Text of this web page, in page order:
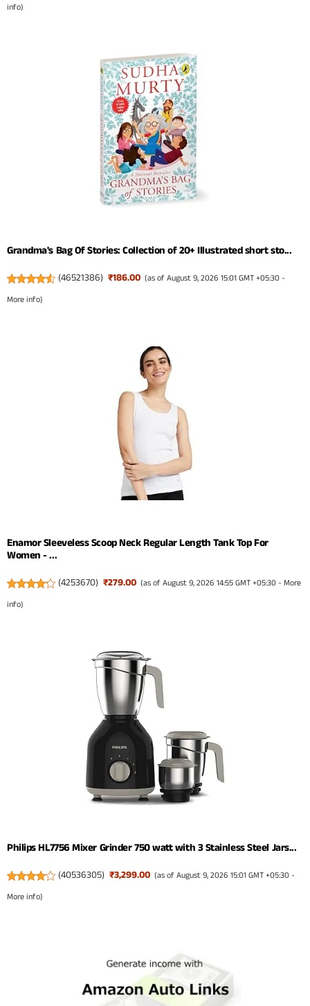
info)
Grandma's Bag Of Stories: Collection of 20+ Illustrated short sto...
(46521386) ₹186.00 (as of August 9, 2026 15:01 GMT +05:30 -
More info)
Enamor Sleeveless Scoop Neck Regular Length Tank Top For
Women - ...
(4253670) ₹279.00 (as of August 9, 2026 14:55 GMT +05:30 -More
info)
Philips HL7756 Mixer Grinder 750 watt with 3 Stainless Steel Jars...
(40536305) ₹3,299.00 (as of August 9, 2026 15:01 GMT +05:30 -
More info)